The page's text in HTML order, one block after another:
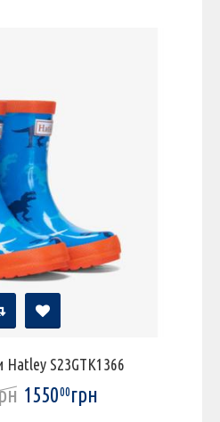
Hatley S23GTK1366
155000грн